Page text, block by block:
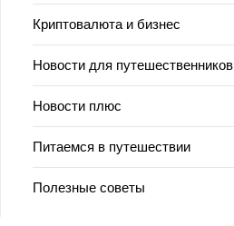
Криптовалюта и бизнес
Новости для путешественников
Новости плюс
Питаемся в путешествии
Полезные советы